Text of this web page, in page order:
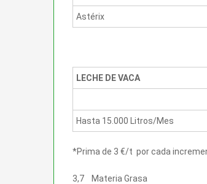
Astérix
LECHE DE VACA
Hasta 15.000 Litros/Mes
*Prima de 3 €/t por cada
3,7 Materia Grasa